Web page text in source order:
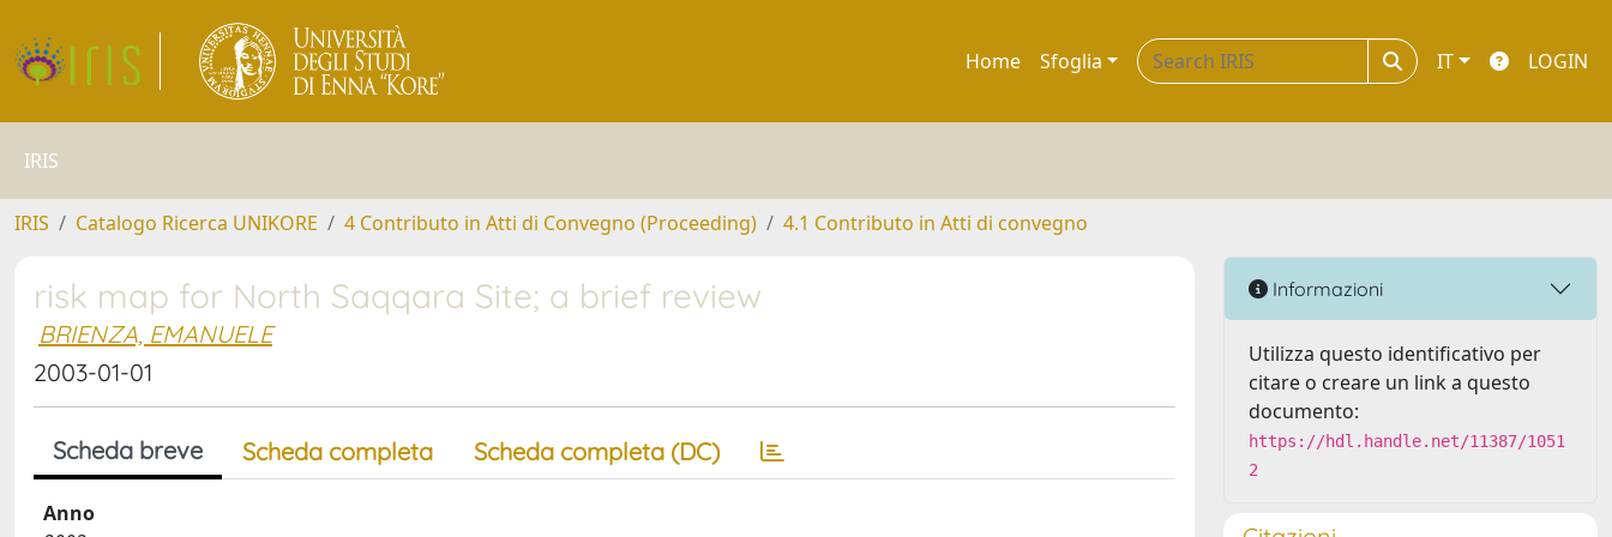
Home Sfoglia IT LOGIN
IRIS
IRIS Catalogo Ricerca UNIKORE 4 Contributo in Atti di Convegno (Proceeding) 4.1 Contributo in Atti di convegno
risk map for North Saqqara Site; a brief review
BRIENZA, EMANUELE
2003-01-01
Scheda breve Scheda completa Scheda completa (DC)
Anno
Informazioni
Utilizza questo identificativo per
citare o creare un link a questo
documento:
https://hdl.handle.net/11387/1051
2